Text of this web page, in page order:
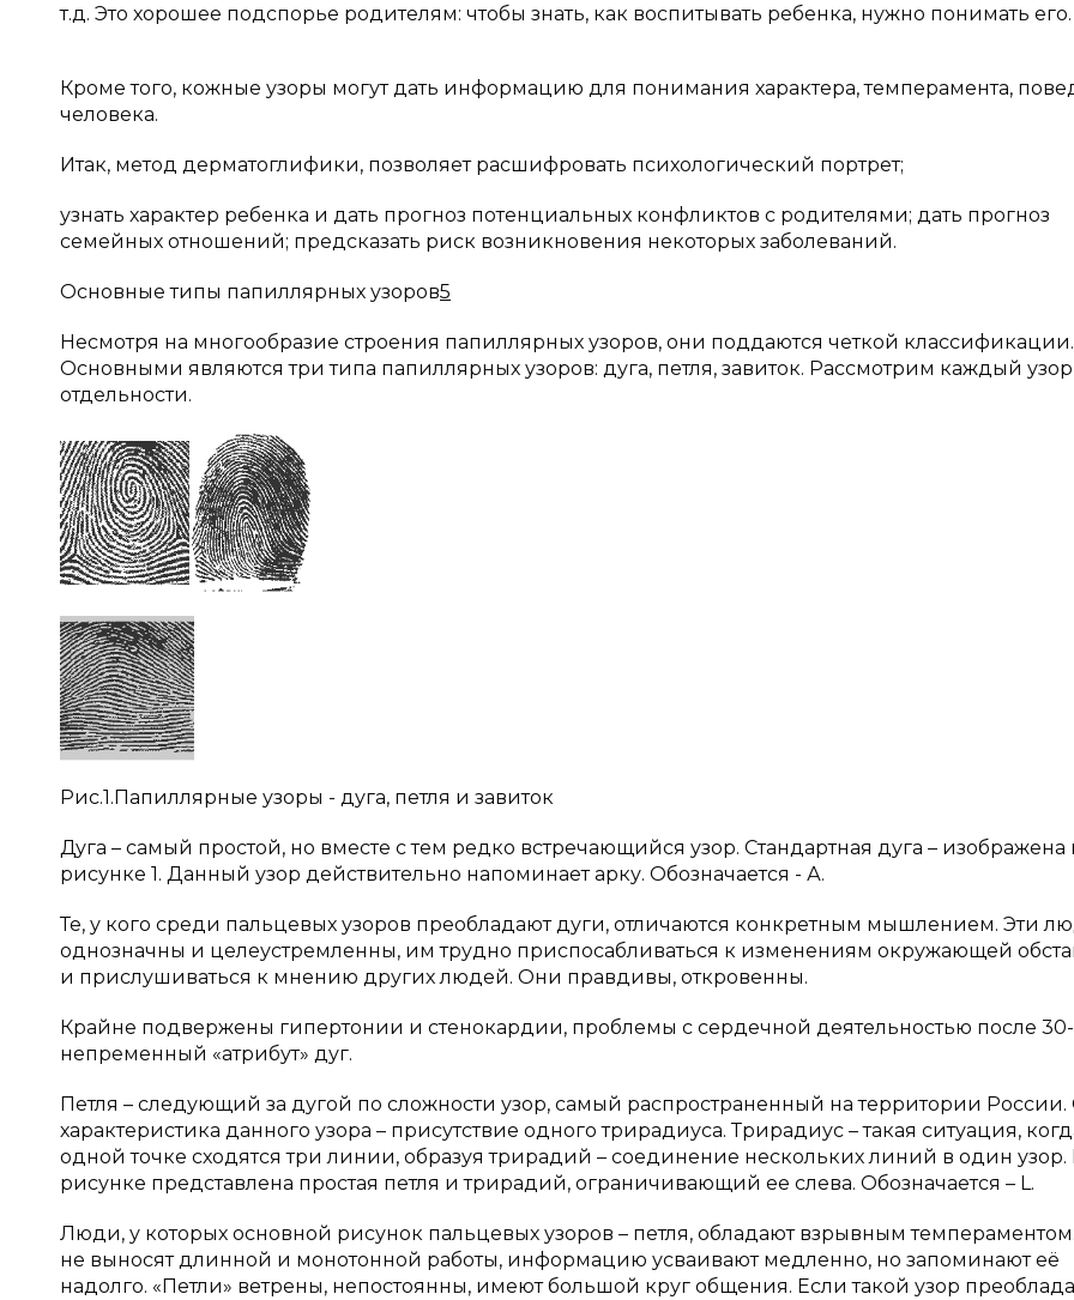
т.д. Это хорошее подспорье родителям: чтобы знать, как воспитывать ребенка, нужно понимать его.
Кроме того, кожные узоры могут дать информацию для понимания характера, темперамента,
человека.
Итак, метод дерматоглифики, позволяет расшифровать психологический портрет;
узнать характер ребенка и дать прогноз потенциальных конфликтов с родителями; дать прогноз
семейных отношений; предсказать риск возникновения некоторых заболеваний.
Основные типы папиллярных узоров5
Несмотря на многообразие строения папиллярных узоров, они поддаются четкой классификации.
Основными являются три типа папиллярных узоров: дуга, петля, завиток. Рассмотрим каждый
отдельности.
Рис.1.Папиллярные узоры - дуга, петля и завиток
Дуга – самый простой, но вместе с тем редко встречающийся узор. Стандартная дуга – изображена
рисунке 1. Данный узор действительно напоминает арку. Обозначается - А.
Те, у кого среди пальцевых узоров преобладают дуги, отличаются конкретным мышлением. Эти
однозначны и целеустремленны, им трудно приспосабливаться к изменениям окружающей
и прислушиваться к мнению других людей. Они правдивы, откровенны.
Крайне подвержены гипертонии и стенокардии, проблемы с сердечной деятельностью после 30-
непременный «атрибут» дуг.
Петля – следующий за дугой по сложности узор, самый распространенный на территории
характеристика данного узора – присутствие одного трирадиуса. Трирадиус – такая ситуация,
одной точке сходятся три линии, образуя трирадий – соединение нескольких линий в один узор.
рисунке представлена простая петля и трирадий, ограничивающий ее слева. Обозначается – L.
Люди, у которых основной рисунок пальцевых узоров – петля, обладают взрывным
не выносят длинной и монотонной работы, информацию усваивают медленно, но запоминают её
надолго. «Петли» ветрены, непостоянны, имеют большой круг общения. Если такой узор